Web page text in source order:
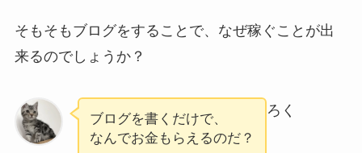
そもそもブログをすることで、なぜ稼ぐことが出
来るのでしょうか？
ろく
ブログを書くだけで、
なんでお金もらえるのだ？